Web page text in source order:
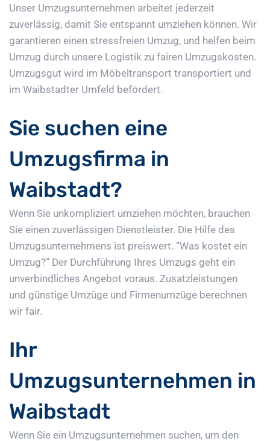
Unser Umzugsunternehmen arbeitet jederzeit
zuverlässig, damit Sie entspannt umziehen können. Wir
garantieren einen stressfreien Umzug, und helfen beim
Umzug durch unsere Logistik zu fairen Umzugskosten.
Umzugsgut wird im Möbeltransport transportiert und
im Waibstadter Umfeld befördert.
Sie suchen eine
Umzugsfirma in
Waibstadt?
Wenn Sie unkompliziert umziehen möchten, brauchen
Sie einen zuverlässigen Dienstleister. Die Hilfe des
Umzugsunternehmens ist preiswert. “Was kostet ein
Umzug?” Der Durchführung Ihres Umzugs geht ein
unverbindliches Angebot voraus. Zusatzleistungen
und günstige Umzüge und Firmenumzüge berechnen
wir fair.
Ihr
Umzugsunternehmen in
Waibstadt
Wenn Sie ein Umzugsunternehmen suchen, um den